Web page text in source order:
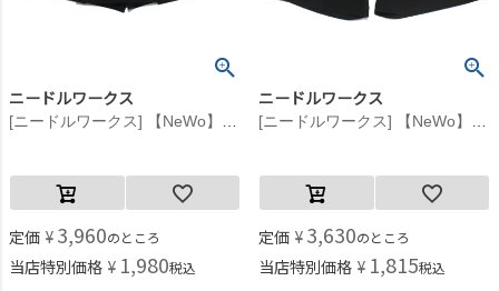
ニードルワークス
定価 ¥ 3,960のところ
当店特別価格 ¥ 1,980税込
ニードルワークス
定価 ¥ 3,630のところ
当店特別価格 ¥ 1,815税込